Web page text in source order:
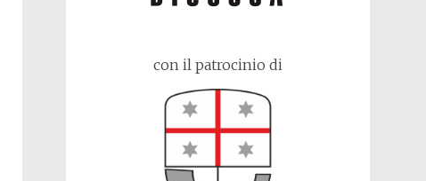
con il patrocinio di